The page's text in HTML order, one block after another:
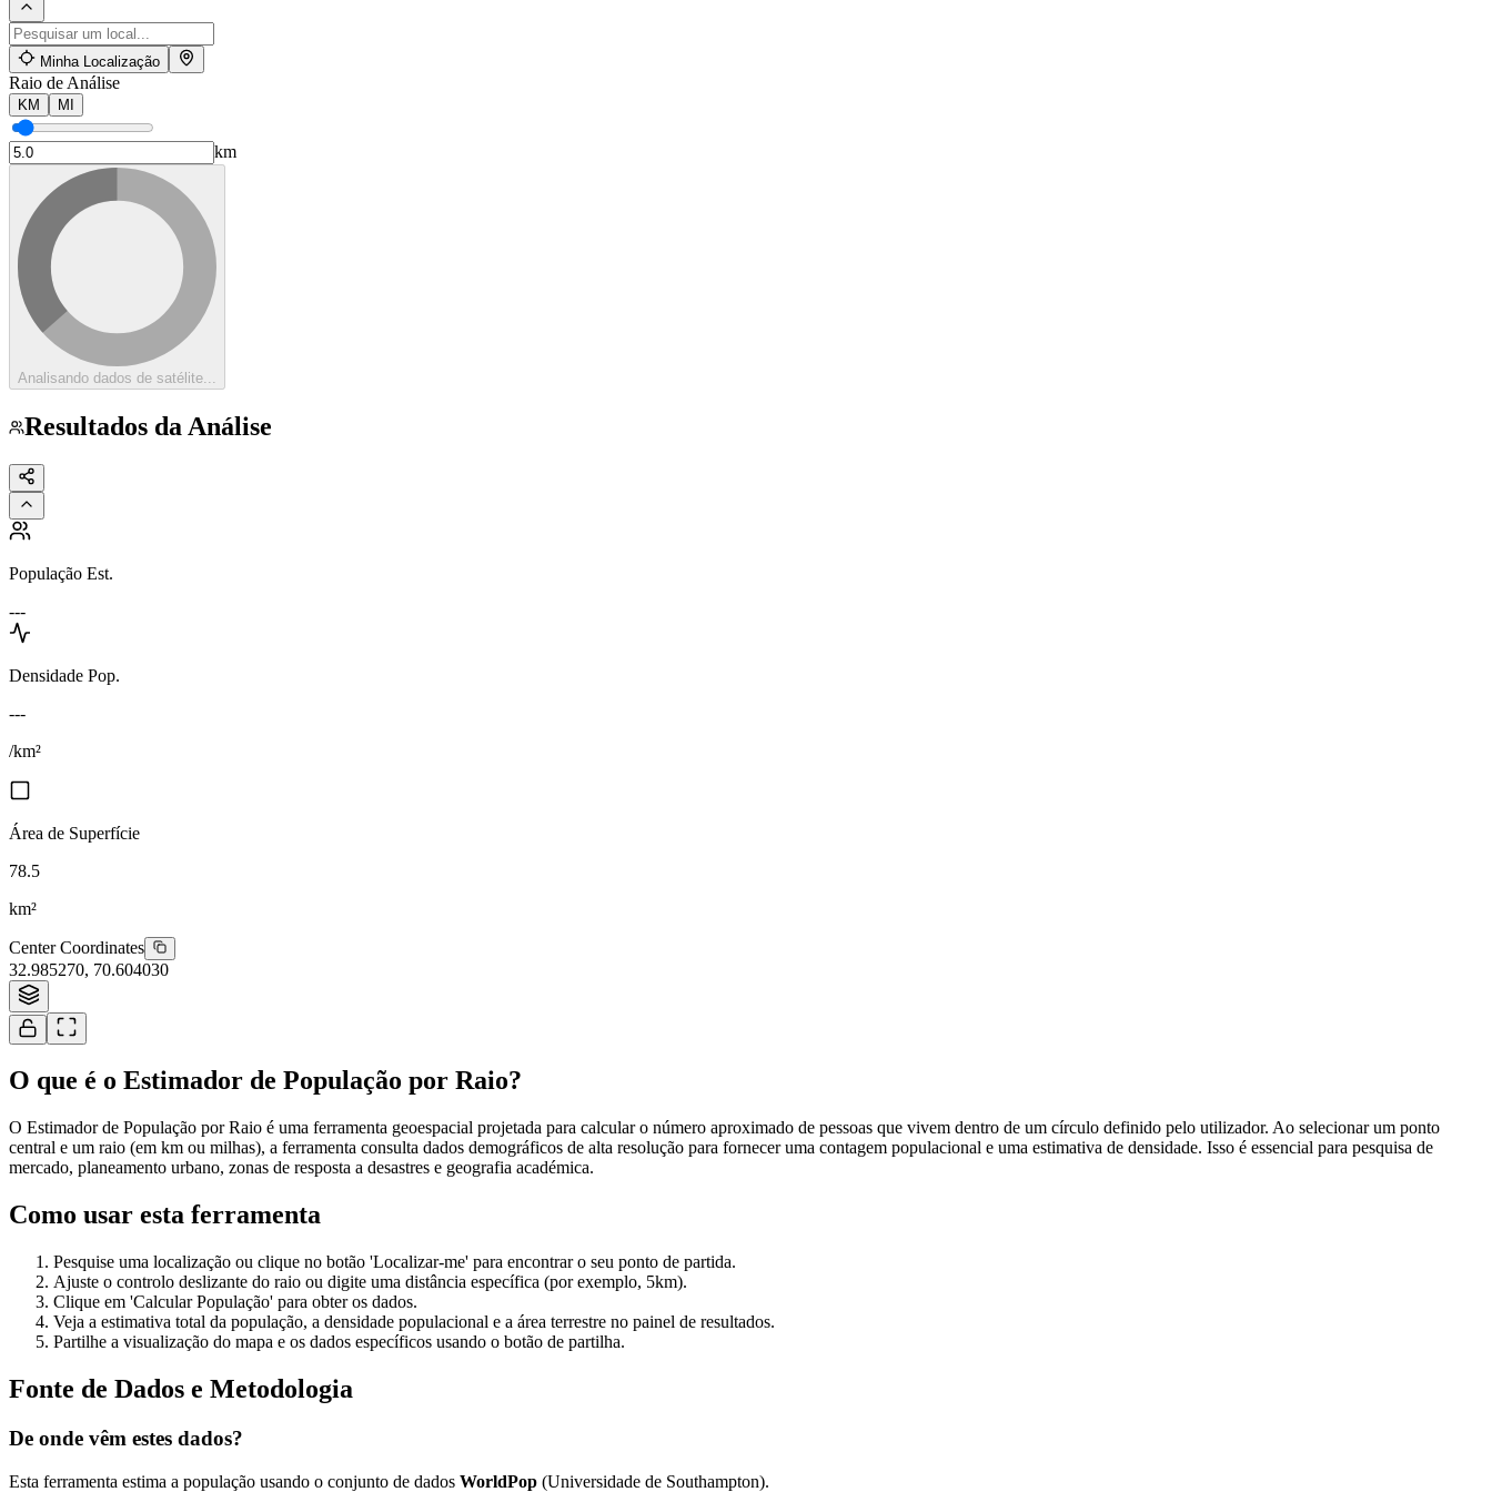
Minha Localização
Raio de Análise
KM MI
km
Analisando dados de satélite...
Resultados da Análise
População Est.
---
Densidade Pop.
---
/km²
Área de Superfície
78.5
km²
Center Coordinates
32.985270, 70.604030
O que é o Estimador de População por Raio?
O Estimador de População por Raio é uma ferramenta geoespacial projetada para calcular o número aproximado de pessoas que vivem dentro de um círculo definido pelo utilizador. Ao selecionar um ponto
central e um raio (em km ou milhas), a ferramenta consulta dados demográficos de alta resolução para fornecer uma contagem populacional e uma estimativa de densidade. Isso é essencial para pesquisa de
mercado, planeamento urbano, zonas de resposta a desastres e geografia académica.
Como usar esta ferramenta
Pesquise uma localização ou clique no botão 'Localizar-me' para encontrar o seu ponto de partida.
Ajuste o controlo deslizante do raio ou digite uma distância específica (por exemplo, 5km).
Clique em 'Calcular População' para obter os dados.
Veja a estimativa total da população, a densidade populacional e a área terrestre no painel de resultados.
Partilhe a visualização do mapa e os dados específicos usando o botão de partilha.
Fonte de Dados e Metodologia
De onde vêm estes dados?
Esta ferramenta estima a população usando o conjunto de dados WorldPop (Universidade de Southampton).